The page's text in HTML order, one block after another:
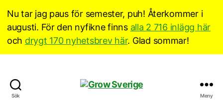
Nu tar jag paus för semester, puh! Återkommer i
augusti. För den nyfikne finns alla 2 716 inlägg här
och drygt 170 nyhetsbrev här. Glad sommar!
Sök Meny